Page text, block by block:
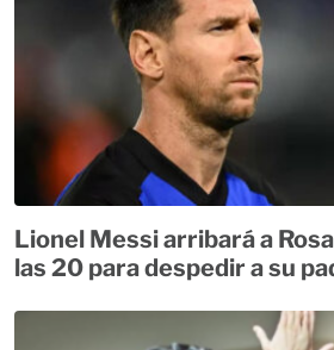
Lionel Messi arribará a
las 20 para despedir a su